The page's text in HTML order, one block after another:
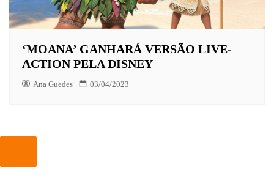
‘MOANA’ GANHARÁ VERSÃO LIVE-
ACTION PELA DISNEY
Ana Guedes 03/04/2023